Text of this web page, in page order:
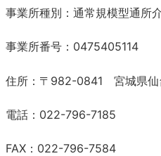
事業所種別：通常規模型通所
事業所番号：0475405114
住所：〒982-0841 宮城県仙
電話：022-796-7185
FAX：022-796-7584